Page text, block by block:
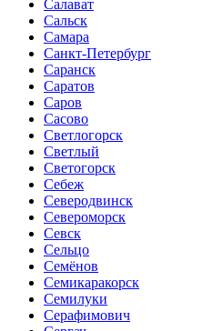
Салават
Сальск
Самара
Санкт-Петербург
Саранск
Саратов
Саров
Сасово
Светлогорск
Светлый
Светогорск
Себеж
Северодвинск
Североморск
Севск
Сельцо
Семёнов
Семикаракорск
Семилуки
Серафимович